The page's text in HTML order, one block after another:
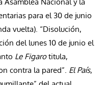
Asamblea Nacional y la
para el 30 de junio
vuelta). “Disolución,
del lunes 10 de junio el
Le Figarotitula,
contra la pared”. El País,